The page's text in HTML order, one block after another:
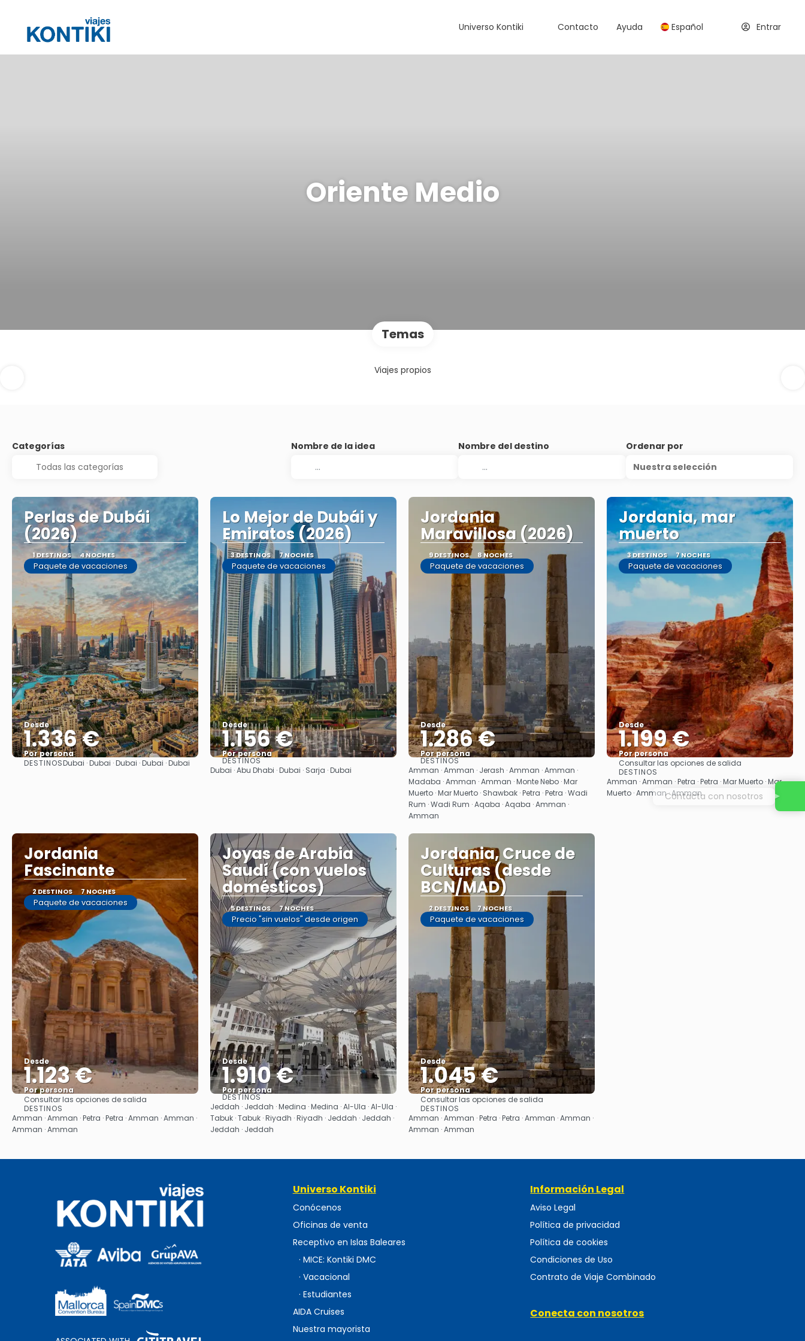
Universo Kontiki Contacto Ayuda Español Entrar
Oriente Medio
Temas
Viajes propios
Categorías Nombre de la idea Nombre del destino
Ordenar por
Nuestra selección
Perlas de Dubái
(2026)
1 DESTINOS 4 NOCHES
Paquete de vacaciones
Desde
1.336 €
Por persona
Ver
DESTINOSDubai · Dubai · Dubai · Dubai · Dubai
Lo Mejor de Dubái y
Emiratos (2026)
3 DESTINOS 7 NOCHES
Paquete de vacaciones
Desde
1.156 €
Por persona
Ver
DESTINOS
Dubai · Abu Dhabi · Dubai · Sarja · Dubai
Jordania
Maravillosa (2026)
9 DESTINOS 8 NOCHES
Paquete de vacaciones
Desde
1.286 €
Por persona
Ver
DESTINOS
Amman · Amman · Jerash · Amman · Amman ·
Madaba · Amman · Amman · Monte Nebo · Mar
Muerto · Mar Muerto · Shawbak · Petra · Petra · Wadi
Rum · Wadi Rum · Aqaba · Aqaba · Amman ·
Amman
Jordania, mar
muerto
3 DESTINOS 7 NOCHES
Paquete de vacaciones
Desde
1.199 €
Por persona
Ver
Consultar las opciones de salida
DESTINOS
Amman · Amman · Petra · Petra · Mar Muerto · Mar
Muerto · Amman · Amman
Jordania
Fascinante
2 DESTINOS 7 NOCHES
Paquete de vacaciones
Desde
1.123 €
Por persona
Ver
Consultar las opciones de salida
DESTINOS
Amman · Amman · Petra · Petra · Amman · Amman ·
Amman · Amman
Joyas de Arabia
Saudí (con vuelos
domésticos)
5 DESTINOS 7 NOCHES
Precio "sin vuelos" desde origen
Desde
1.910 €
Por persona
Ver
DESTINOS
Jeddah · Jeddah · Medina · Medina · Al-Ula · Al-Ula ·
Tabuk · Tabuk · Riyadh · Riyadh · Jeddah · Jeddah ·
Jeddah · Jeddah
Jordania, Cruce de
Culturas (desde
BCN/MAD)
2 DESTINOS 7 NOCHES
Paquete de vacaciones
Desde
1.045 €
Por persona
Ver
Consultar las opciones de salida
DESTINOS
Amman · Amman · Petra · Petra · Amman · Amman ·
Amman · Amman
Universo Kontiki
Conócenos
Oficinas de venta
Receptivo en Islas Baleares
· MICE: Kontiki DMC
· Vacacional
· Estudiantes
AIDA Cruises
Nuestra mayorista
Información Legal
Aviso Legal
Política de privacidad
Política de cookies
Condiciones de Uso
Contrato de Viaje Combinado
Conecta con nosotros
Contacta con nosotros